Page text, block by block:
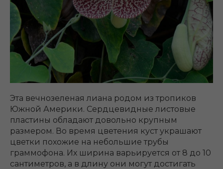
Эта вечнозеленая лиана родом из тропиков
Южной Америки. Сердцевидные листовые
пластины обладают довольно крупным
размером. Во время цветения куст украшают
цветки похожие на небольшие трубы
граммофона. Их ширина варьируется от 8 до 10
сантиметров, а в длину они могут достигать